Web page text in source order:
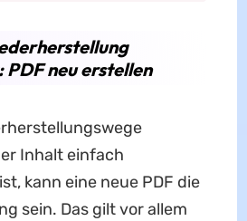
neu erstellen
Inhalt einfach
kann eine neue PDF die
sein. Das gilt vor allem